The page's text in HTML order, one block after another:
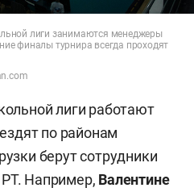
лиги занимаются менеджеры
финалы турнира всегда проходят
лиги работают
по районам
берут сотрудники
Например, Валентине